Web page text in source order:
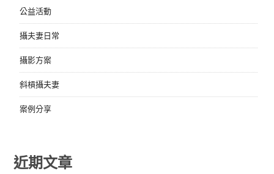
公益活動
攝夫妻日常
攝影方案
斜槓攝夫妻
案例分享
近期文章